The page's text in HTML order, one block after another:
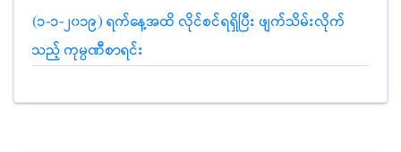
(၁-၁-၂၀၁၉) ရက်နေ့အထိ လိုင်စင်ရရှိပြီး ဖျက်သိမ်းလိုက်
သည့် ကုမ္ပဏီစာရင်း